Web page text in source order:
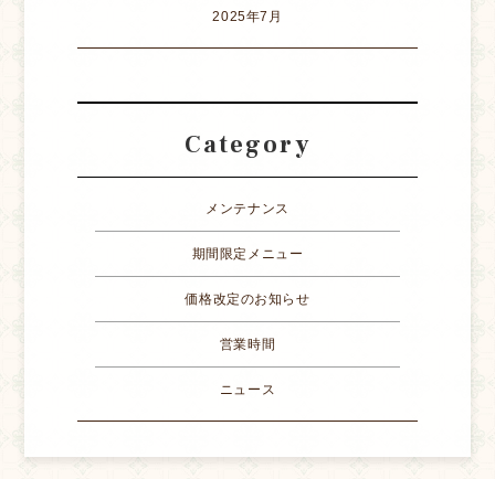
2025年7月
Category
メンテナンス
期間限定メニュー
価格改定のお知らせ
営業時間
ニュース